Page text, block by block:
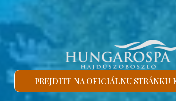
PREJDITE NA OFICIÁLNU STRÁNKU